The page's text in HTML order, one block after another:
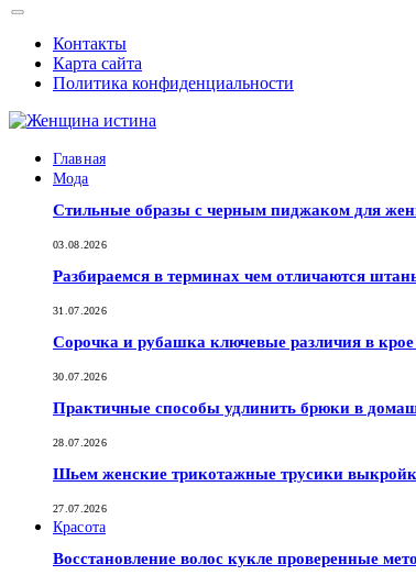
Контакты
Карта сайта
Политика конфиденциальности
Главная
Мода
Стильные образы с черным пиджаком для
03.08.2026
Разбираемся в терминах чем отличаются
31.07.2026
Сорочка и рубашка ключевые различия в
30.07.2026
Практичные способы удлинить брюки в
28.07.2026
Шьем женские трикотажные трусики
27.07.2026
Красота
Восстановление волос кукле проверенные